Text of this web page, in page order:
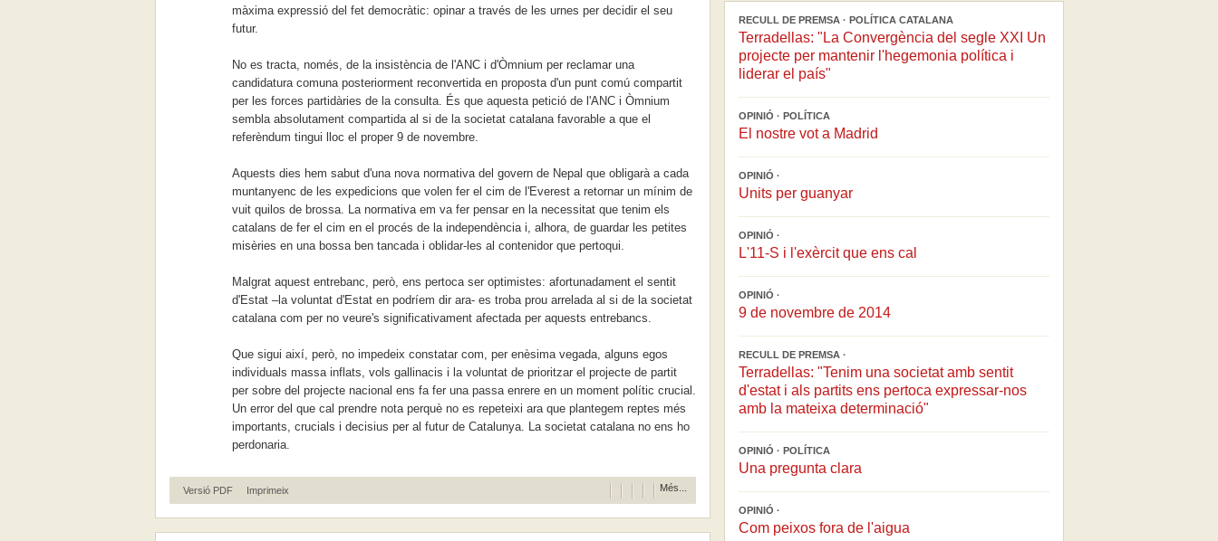
màxima expressió del fet democràtic: opinar a través de les urnes per decidir el seu
futur.
No es tracta, només, de la insistència de l'ANC i d'Òmnium per reclamar una
candidatura comuna posteriorment reconvertida en proposta d'un punt comú compartit
per les forces partidàries de la consulta. És que aquesta petició de l'ANC i Òmnium
sembla absolutament compartida al si de la societat catalana favorable a que el
referèndum tingui lloc el proper 9 de novembre.
Aquests dies hem sabut d'una nova normativa del govern de Nepal que obligarà a cada
muntanyenc de les expedicions que volen fer el cim de l'Everest a retornar un mínim de
vuit quilos de brossa. La normativa em va fer pensar en la necessitat que tenim els
catalans de fer el cim en el procés de la independència i, alhora, de guardar les petites
misèries en una bossa ben tancada i oblidar-les al contenidor que pertoqui.
Malgrat aquest entrebanc, però, ens pertoca ser optimistes: afortunadament el sentit
d'Estat –la voluntat d'Estat en podríem dir ara- es troba prou arrelada al si de la societat
catalana com per no veure's significativament afectada per aquests entrebancs.
Que sigui així, però, no impedeix constatar com, per enèsima vegada, alguns egos
individuals massa inflats, vols gallinacis i la voluntat de prioritzar el projecte de partit
per sobre del projecte nacional ens fa fer una passa enrere en un moment polític crucial.
Un error del que cal prendre nota perquè no es repeteixi ara que plantegem reptes més
importants, crucials i decisius per al futur de Catalunya. La societat catalana no ens ho
perdonaria.
Versió PDF Imprimeix Més...
RECULL DE PREMSA · POLÍTICA CATALANA
Terradellas: "La Convergència del segle XXI Un
projecte per mantenir l'hegemonia política i
liderar el país"
OPINIÓ · POLÍTICA
El nostre vot a Madrid
OPINIÓ ·
Units per guanyar
OPINIÓ ·
L'11-S i l'exèrcit que ens cal
OPINIÓ ·
9 de novembre de 2014
RECULL DE PREMSA ·
Terradellas: "Tenim una societat amb sentit
d'estat i als partits ens pertoca expressar-nos
amb la mateixa determinació"
OPINIÓ · POLÍTICA
Una pregunta clara
OPINIÓ ·
Com peixos fora de l'aigua